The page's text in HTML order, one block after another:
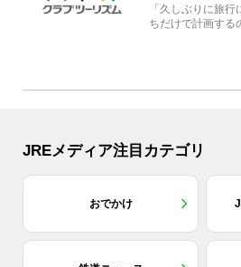
「久しぶりに旅
ちだけで計画する
JREメディア注目カテゴリ
おでかけ